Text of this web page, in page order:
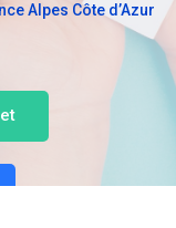
Alpes Côte d’Azur